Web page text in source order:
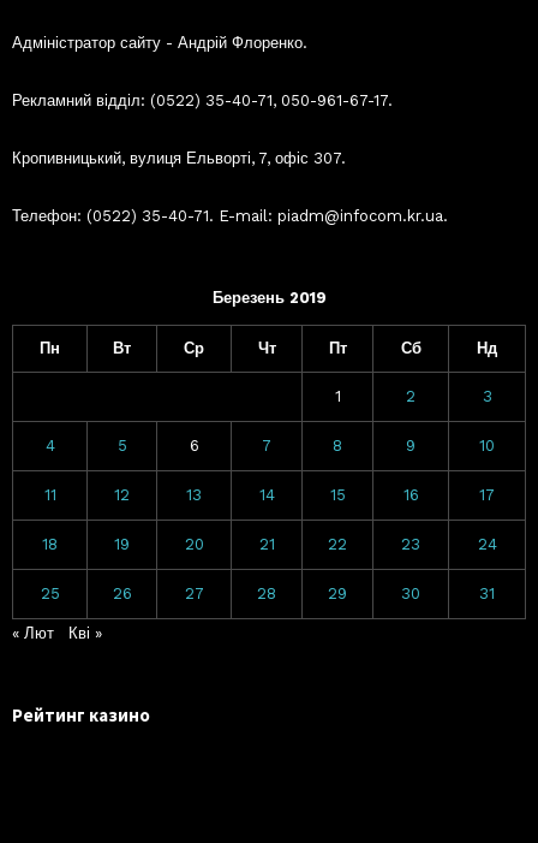
Адміністратор сайту - Андрій Флоренко.
Рекламний відділ: (0522) 35-40-71, 050-961-67-17.
Кропивницький, вулиця Ельворті, 7, офіс 307.
Телефон: (0522) 35-40-71. E-mail: piadm@infocom.kr.ua.
Березень 2019
Пн Вт Ср Чт Пт Сб Нд
1 2 3
4 5 6 7 8 9 10
11 12 13 14 15 16 17
18 19 20 21 22 23 24
25 26 27 28 29 30 31
« Лют Кві »
Рейтинг казино